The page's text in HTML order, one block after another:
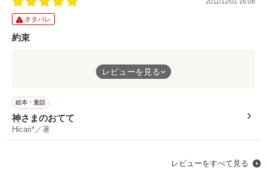
い。
最初は嫌がらせをしてた津田さん、佐藤さんも実は悪い子じゃな
って難しい…。
周り道を沢山して唯ちゃんが最後に溺れた相手は…？
ネタバレ
約束
とても暖かで優しい物語です。
地上に降りる為には神様との約束は絶対。
だけど地上に降りたと同時にその約束が何だったかは忘れてしま
レビューを見る
絵本・童話
神さまのおてて
Hicari*／著
レビューをすべて見る